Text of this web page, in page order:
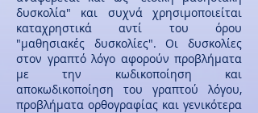
δυσκολία" και συχνά χρησιμοποιείται
καταχρηστικά αντί του όρου
"μαθησιακές δυσκολίες". Οι δυσκολίες
στον γραπτό λόγο αφορούν προβλήματα
με την κωδικοποίηση και
αποκωδικοποίηση του γραπτού λόγου,
προβλήματα ορθογραφίας και γενικότερα